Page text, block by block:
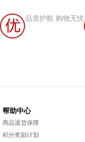
品质护航 购物无忧
帮助中心
商品退货保障
积分奖励计划